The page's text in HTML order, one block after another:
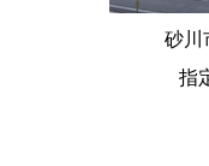
砂川
指